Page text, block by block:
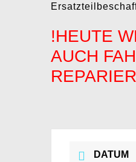
!HEUTE
AUCH
DATUM